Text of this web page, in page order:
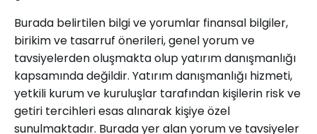
Burada belirtilen bilgi ve yorumlar finansal bilgiler,
birikim ve tasarruf önerileri, genel yorum ve
tavsiyelerden oluşmakta olup yatırım danışmanlığı
kapsamında değildir. Yatırım danışmanlığı hizmeti,
yetkili kurum ve kuruluşlar tarafından kişilerin risk ve
getiri tercihleri esas alınarak kişiye özel
sunulmaktadır. Burada yer alan yorum ve tavsiyeler